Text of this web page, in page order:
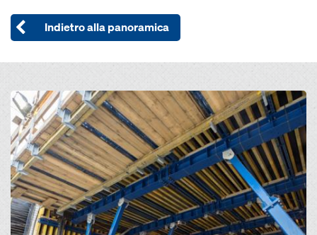
Indietro alla panoramica
Open